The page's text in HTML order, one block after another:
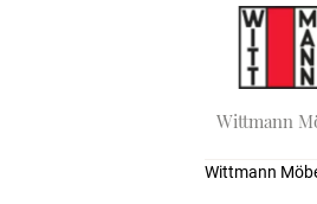
Wittmann
Wittmann